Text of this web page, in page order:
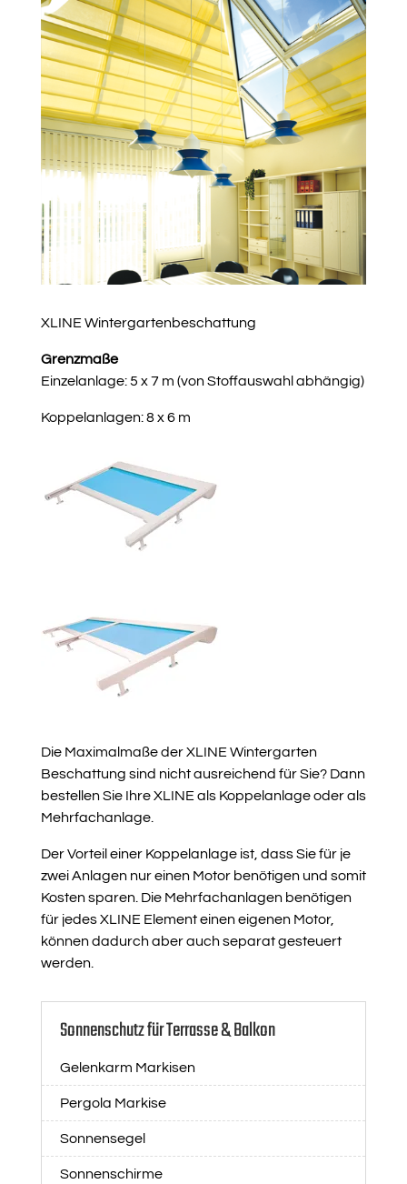
XLINE Wintergartenbeschattung
Grenzmaße
Einzelanlage: 5 x 7 m (von Stoffauswahl abhängig)
Koppelanlagen: 8 x 6 m
Die Maximalmaße der XLINE Wintergarten
Beschattung sind nicht ausreichend für Sie? Dann
bestellen Sie Ihre XLINE als Koppelanlage oder als
Mehrfachanlage.
Der Vorteil einer Koppelanlage ist, dass Sie für je
zwei Anlagen nur einen Motor benötigen und somit
Kosten sparen. Die Mehrfachanlagen benötigen
für jedes XLINE Element einen eigenen Motor,
können dadurch aber auch separat gesteuert
werden.
Sonnenschutz für Terrasse & Balkon
Gelenkarm Markisen
Pergola Markise
Sonnensegel
Sonnenschirme